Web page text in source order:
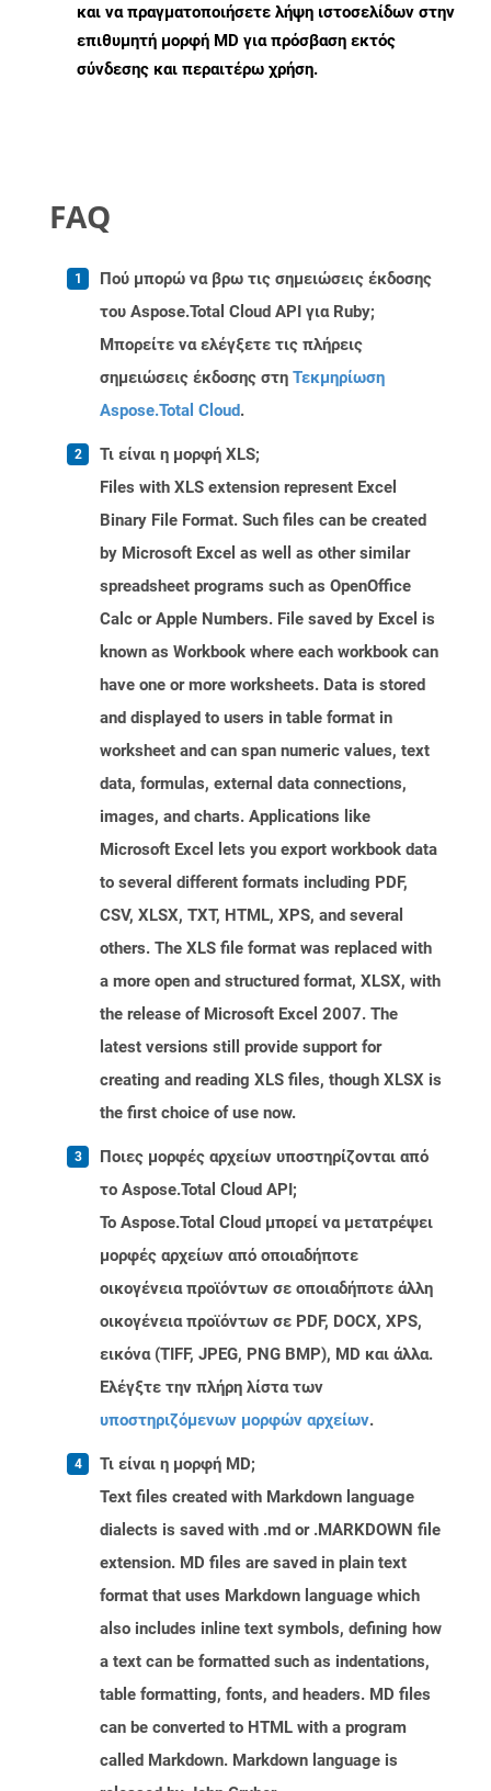
και να πραγματοποιήσετε λήψη ιστοσελίδων στην
επιθυμητή μορφή MD για πρόσβαση εκτός
σύνδεσης και περαιτέρω χρήση.
FAQ
Πού μπορώ να βρω τις σημειώσεις έκδοσης
του Aspose.Total Cloud API για Ruby;
Μπορείτε να ελέγξετε τις πλήρεις
σημειώσεις έκδοσης στη Τεκμηρίωση
Aspose.Total Cloud.
Τι είναι η μορφή XLS;
Files with XLS extension represent Excel
Binary File Format. Such files can be created
by Microsoft Excel as well as other similar
spreadsheet programs such as OpenOffice
Calc or Apple Numbers. File saved by Excel is
known as Workbook where each workbook can
have one or more worksheets. Data is stored
and displayed to users in table format in
worksheet and can span numeric values, text
data, formulas, external data connections,
images, and charts. Applications like
Microsoft Excel lets you export workbook data
to several different formats including PDF,
CSV, XLSX, TXT, HTML, XPS, and several
others. The XLS file format was replaced with
a more open and structured format, XLSX, with
the release of Microsoft Excel 2007. The
latest versions still provide support for
creating and reading XLS files, though XLSX is
the first choice of use now.
Ποιες μορφές αρχείων υποστηρίζονται από
το Aspose.Total Cloud API;
Το Aspose.Total Cloud μπορεί να μετατρέψει
μορφές αρχείων από οποιαδήποτε
οικογένεια προϊόντων σε οποιαδήποτε άλλη
οικογένεια προϊόντων σε PDF, DOCX, XPS,
εικόνα (TIFF, JPEG, PNG BMP), MD και άλλα.
Ελέγξτε την πλήρη λίστα των
υποστηριζόμενων μορφών αρχείων.
Τι είναι η μορφή MD;
Text files created with Markdown language
dialects is saved with .md or .MARKDOWN file
extension. MD files are saved in plain text
format that uses Markdown language which
also includes inline text symbols, defining how
a text can be formatted such as indentations,
table formatting, fonts, and headers. MD files
can be converted to HTML with a program
called Markdown. Markdown language is